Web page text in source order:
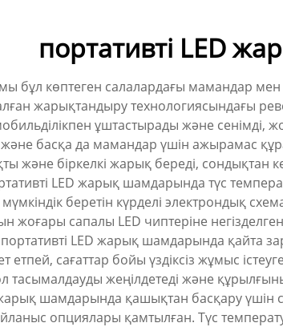
портативті LED
бұл көптеген салалардағы мамандар
жарықтандыру технологиясындағы
ұштастырады және сенімді,
басқа да мамандар үшін ажырамас
және біркелкі жарық береді,
LED жарық шамдарында түс
беретін күрделі электрондық
жоғары сапалы LED чиптеріне
LED жарық шамдарында қайта
етпей, сағаттар бойы үздіксіз жұмыс
тасымалдауды жеңілдетеді және
жарық шамдарында қашықтан басқару
опциялары қамтылған. Түс